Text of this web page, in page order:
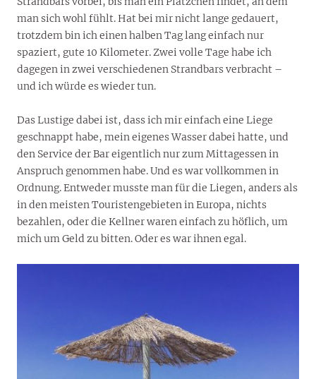
man sich wohl fühlt. Hat bei mir nicht lange gedauert,
trotzdem bin ich einen halben Tag lang einfach nur
spaziert, gute 10 Kilometer. Zwei volle Tage habe ich
dagegen in zwei verschiedenen Strandbars verbracht –
und ich würde es wieder tun.
Das Lustige dabei ist, dass ich mir einfach eine Liege
geschnappt habe, mein eigenes Wasser dabei hatte, und
den Service der Bar eigentlich nur zum Mittagessen in
Anspruch genommen habe. Und es war vollkommen in
Ordnung. Entweder musste man für die Liegen, anders als
in den meisten Touristengebieten in Europa, nichts
bezahlen, oder die Kellner waren einfach zu höflich, um
mich um Geld zu bitten. Oder es war ihnen egal.